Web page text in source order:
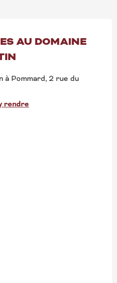
AU DOMAINE
à Pommard, 2 rue du
rendre